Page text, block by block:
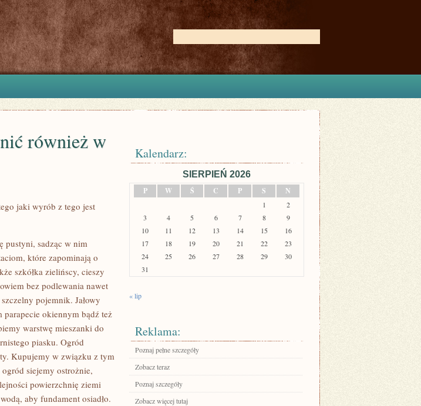
również w
jaki wyrób z tego jest
pustyni, sadząc w nim
które zapominają o
szkółka zielińscy, cieszy
bez podlewania nawet
pojemnik. Jałowy
okiennym bądź też
warstwę mieszanki do
piasku. Ogród
Kupujemy w związku z tym
siejemy ostrożnie,
powierzchnię ziemi
aby fundament osiadło.
Kalendarz:
SIERPIEŃ 2026
P
W Ś C P S N
1
2
3
4 5 6 7 8
9
10
11 12 13 14 15
16
17
18 19 20 21 22
23
24
25 26 27 28 29
30
31
« lip
Reklama:
Poznaj pełne szczegóły
Zobacz teraz
Poznaj szczegóły
Zobacz więcej tutaj